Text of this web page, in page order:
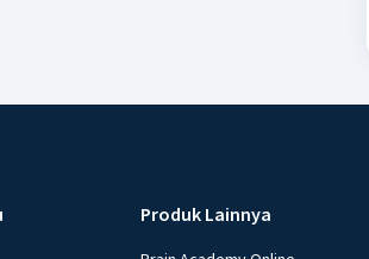
Produk Lainnya